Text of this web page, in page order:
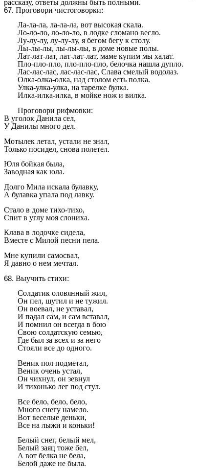
рассказу, ответы должны быть полными.
Проговори чистоговорки:
Ла-ла-ла, ла-ла-ла, вот высокая скала.
Ло-ло-ло, ло-ло-ло, в лодке сломано весло.
Лу-лу-лу, лу-лу-лу, я бегом бегу к столу.
Лы-лы-лы, лы-лы-лы, в доме новые полы.
Лат-лат-лат, лат-лат-лат, маме купим мы халат.
Пло-пло-пло, пло-пло-пло, белочка нашла дупло.
Лас-лас-лас, лас-лас-лас, Слава смелый водолаз.
Олка-олка-олка, над столом есть полка.
Улка-улка-улка, на тарелке булка.
Илка-илка-илка, в мойке нож и вилка.
Проговори рифмовки:
В уголок Данила сел,
У Данилы много дел.
Мотылек летал, устали не знал,
Только посидел, снова полетел.
Юля бойкая была,
Заводная как юла.
Долго Мила искала булавку,
А булавка упала под лавку.
Стало в доме тихо-тихо,
Спит в углу моя слониха.
Клава в лодочке сидела,
Вместе с Милой песни пела.
Мне купили самосвал,
Я давно о нем мечтал.
Выучить стихи:
Солдатик оловянный жил,
Он пел, шутил и не тужил.
Он воевал, не уставал,
И падал сам, и сам вставал,
И помнил он всегда в бою
Свою солдатскую семью,
Где был за всех и за него
Стояли все до одного.
Веник пол подметал,
Веник очень устал,
Он чихнул, он зевнул
И тихонько лег под стул.
Все бело, бело, бело,
Много снегу намело.
Вот веселые деньки,
Все на лыжи и коньки!
Белый снег, белый мел,
Белый заяц тоже бел,
А вот белка не бела,
Белой даже не была.